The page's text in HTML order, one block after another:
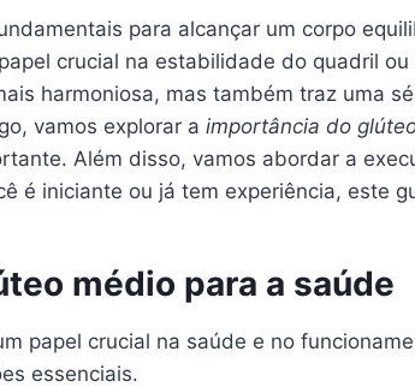
para alcançar um corpo
crucial na estabilidade do quadril
harmoniosa, mas também traz uma
vamos explorar a importância do
Além disso, vamos abordar a
é iniciante ou já tem experiência, este
médio para a saúde
papel crucial na saúde e no
essenciais.